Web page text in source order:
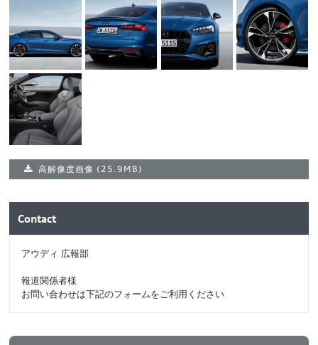
高解像度画像 (25.9MB)
Contact
アウディ 広報部
報道関係者様
お問い合わせは下記のフォームをご利用ください